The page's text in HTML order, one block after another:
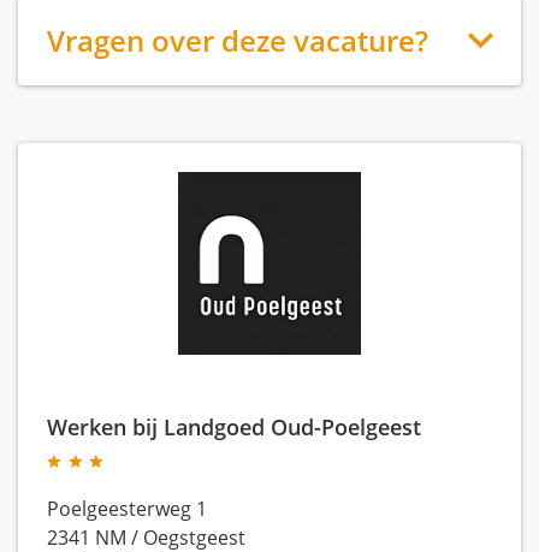
Vragen over deze vacature?
Werken bij Landgoed Oud-Poelgeest
Poelgeesterweg 1
2341 NM / Oegstgeest